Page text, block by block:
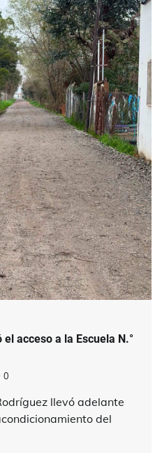
acceso a la Escuela N.°
0
llevó adelante
del